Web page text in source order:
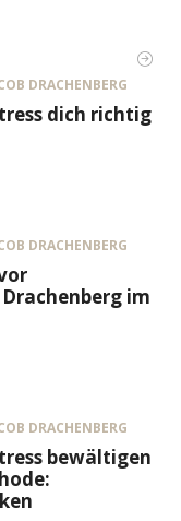
DRACHENBERG
dich richtig
DRACHENBERG
Drachenberg im
DRACHENBERG
bewältigen